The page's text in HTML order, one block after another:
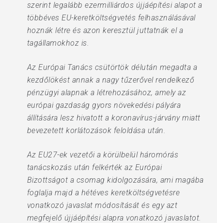
szerint legalább ezermilliárdos újjáépítési alapot a
többéves EU-keretköltségvetés felhasználásával
hoznák létre és azon keresztül juttatnák el a
tagállamokhoz is.
Az Európai Tanács csütörtök délután megadta a
kezdőlökést annak a nagy tűzerővel rendelkező
pénzügyi alapnak a létrehozásához, amely az
európai gazdaság gyors növekedési pályára
állítására lesz hivatott a koronavírus-járvány miatt
bevezetett korlátozások feloldása után.
Az EU27-ek vezetői a körülbelül háromórás
tanácskozás után felkérték az Európai
Bizottságot a csomag kidolgozására, ami magába
foglalja majd a hétéves keretköltségvetésre
vonatkozó javaslat módosítását és egy azt
megfejelő újjáépítési alapra vonatkozó javaslatot.